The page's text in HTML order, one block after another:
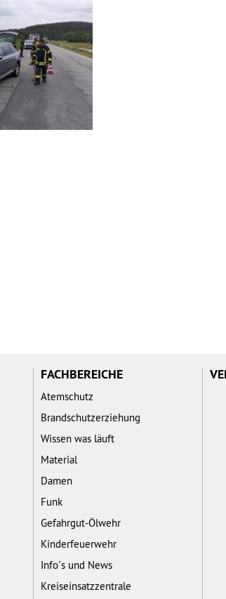
FACHBEREICHE
Atemschutz
Brandschutzerziehung
Wissen was läuft
Material
Damen
Funk
Gefahrgut-Ölwehr
Kinderfeuerwehr
Info´s und News
Kreiseinsatzzentrale